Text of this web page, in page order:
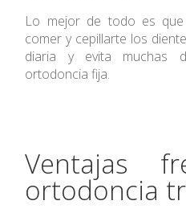
Lo mejor de todo es
comer y cepillarte los
diaria y evita muchas
ortodoncia fija.
Ventajas
ortodoncia